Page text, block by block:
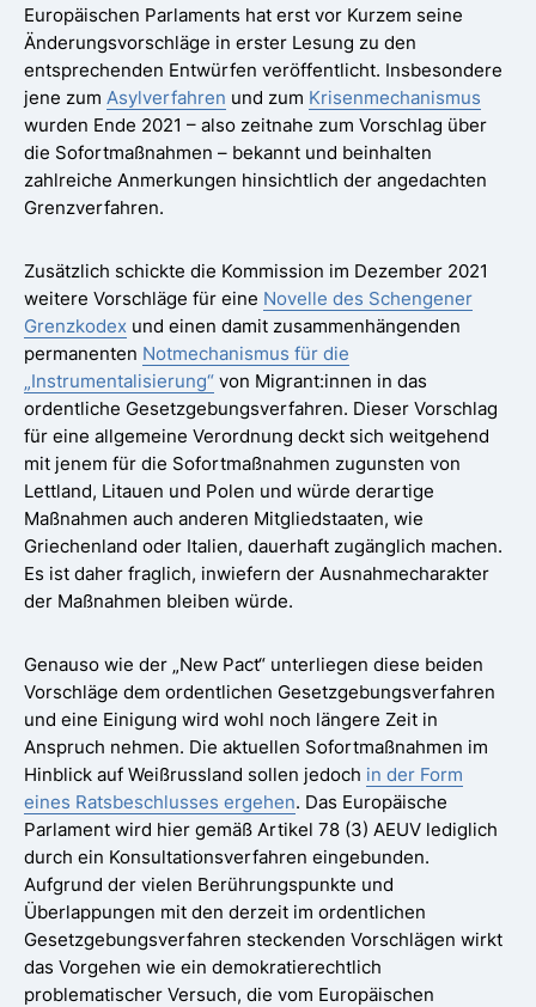
Europäischen Parlaments hat erst vor Kurzem seine
Änderungsvorschläge in erster Lesung zu den
entsprechenden Entwürfen veröffentlicht. Insbesondere
jene zum Asylverfahren und zum Krisenmechanismus
wurden Ende 2021 – also zeitnahe zum Vorschlag über
die Sofortmaßnahmen – bekannt und beinhalten
zahlreiche Anmerkungen hinsichtlich der angedachten
Grenzverfahren.
Zusätzlich schickte die Kommission im Dezember 2021
weitere Vorschläge für eine Novelle des Schengener
Grenzkodex und einen damit zusammenhängenden
permanenten Notmechanismus für die
„Instrumentalisierung“ von Migrant:innen in das
ordentliche Gesetzgebungsverfahren. Dieser Vorschlag
für eine allgemeine Verordnung deckt sich weitgehend
mit jenem für die Sofortmaßnahmen zugunsten von
Lettland, Litauen und Polen und würde derartige
Maßnahmen auch anderen Mitgliedstaaten, wie
Griechenland oder Italien, dauerhaft zugänglich machen.
Es ist daher fraglich, inwiefern der Ausnahmecharakter
der Maßnahmen bleiben würde.
Genauso wie der „New Pact“ unterliegen diese beiden
Vorschläge dem ordentlichen Gesetzgebungsverfahren
und eine Einigung wird wohl noch längere Zeit in
Anspruch nehmen. Die aktuellen Sofortmaßnahmen im
Hinblick auf Weißrussland sollen jedoch in der Form
eines Ratsbeschlusses ergehen. Das Europäische
Parlament wird hier gemäß Artikel 78 (3) AEUV lediglich
durch ein Konsultationsverfahren eingebunden.
Aufgrund der vielen Berührungspunkte und
Überlappungen mit den derzeit im ordentlichen
Gesetzgebungsverfahren steckenden Vorschlägen wirkt
das Vorgehen wie ein demokratierechtlich
problematischer Versuch, die vom Europäischen